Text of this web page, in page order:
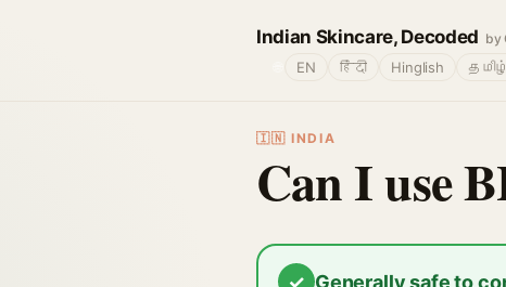
Indian Skincare, Decoded by
EN हिंदी Hinglish தமிழ்
🇮🇳 INDIA
Can I use
✓ Generally safe to